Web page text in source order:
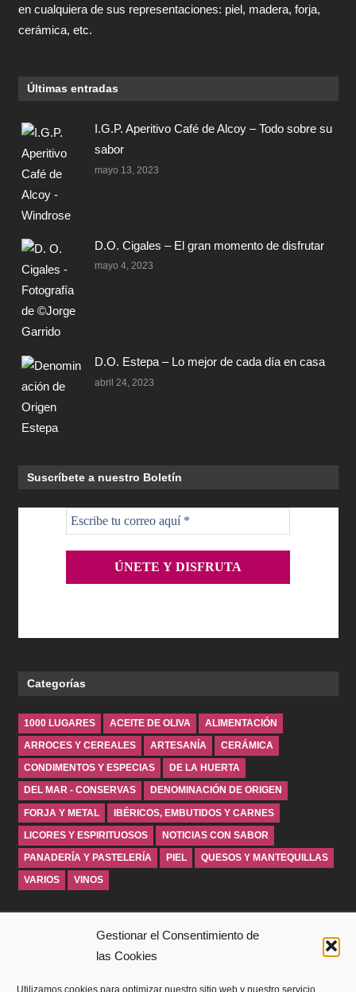
Gestionar el Consentimiento de
las Cookies
Utilizamos cookies para optimizar nuestro sitio web y nuestro servicio.
en cualquiera de sus representaciones: piel, madera, forja,
cerámica, etc.
Últimas entradas
I.G.P. Aperitivo Café de Alcoy – Todo sobre su
sabor
mayo 13, 2023
D.O. Cigales – El gran momento de disfrutar
mayo 4, 2023
D.O. Estepa – Lo mejor de cada día en casa
abril 24, 2023
Suscríbete a nuestro Boletín
Categorías
1000 LUGARES ACEITE DE OLIVA ALIMENTACIÓN
ARROCES Y CEREALES ARTESANÍA CERÁMICA
CONDIMENTOS Y ESPECIAS DE LA HUERTA
DEL MAR - CONSERVAS DENOMINACIÓN DE ORIGEN
FORJA Y METAL IBÉRICOS, EMBUTIDOS Y CARNES
LICORES Y ESPIRITUOSOS NOTICIAS CON SABOR
PANADERÍA Y PASTELERÍA PIEL QUESOS Y MANTEQUILLAS
VARIOS VINOS
SOBRE WINDROSEBLOG